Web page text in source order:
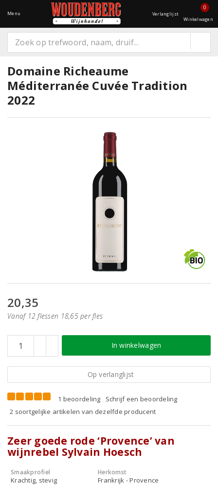
Menu Verlanglijst
0
Winkelwagen
Domaine Richeaume
Méditerranée Cuvée Tradition
2022
20,35
Vanaf 12 flessen 18,65 per fles
In winkelwagen
Op verlanglijst
1 beoordeling
Schrijf een beoordeling
2 soortgelijke artikelen van dezelfde producent
Zeer goede rode ‘Provence’ van
wijnrebel Sylvain Hoesch
Smaakprofiel
Krachtig, stevig
Herkomst
Frankrijk - Provence